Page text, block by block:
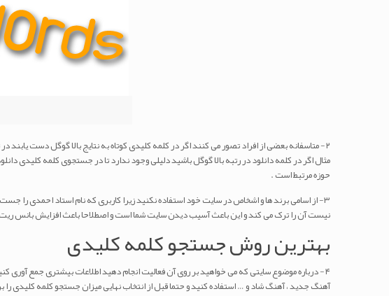
۲- متاسفانه بعضی از افراد تصور می کنند اگر در کلمه کلیدی کوتاه به نتایج بالا گوگل دست
مثال اگر در کلمه دانلود در رتبه بالا گوگل باشید دلیلی وجود ندارد تا در جستجوی کلمه کلیدی
حوزه مرتبط است .
۳- از اسامی برند ها و اشخاص در سایت خود استفاده نکنید زیرا کاربری که نام استاد احمدی
نیست آن را ترک می کند و این باعث آسیب دیدن سایت شما است و اصطلاحا باعث افزایش بانس
بهترین روش جستجو کلمه کلیدی
۴- درباره موضوع سایتی که می خواهید بر روی آن فعالیت انجام دهید اطلاعات بیشتری جمع آوری
آهنگ جدید ، آهنگ شاد و … استفاده کنید و حتما قبل از انتخاب نهایی میزان جستجو کلمه کلیدی